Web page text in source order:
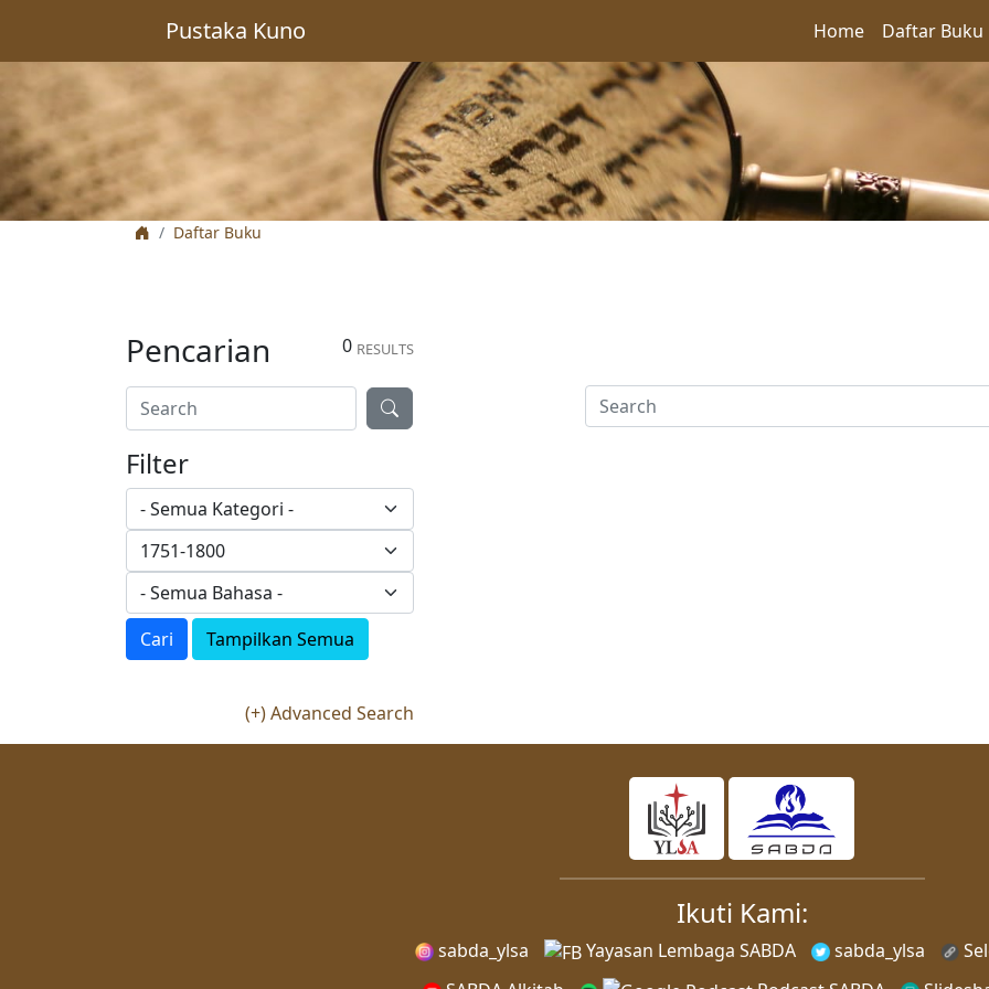
Pustaka Kuno Home Daftar Buku
Daftar Buku
0 RESULTS
Pencarian
Filter
Cari Tampilkan Semua
(+) Advanced Search
Ikuti Kami:
sabda_ylsa Yayasan Lembaga SABDA sabda_ylsa